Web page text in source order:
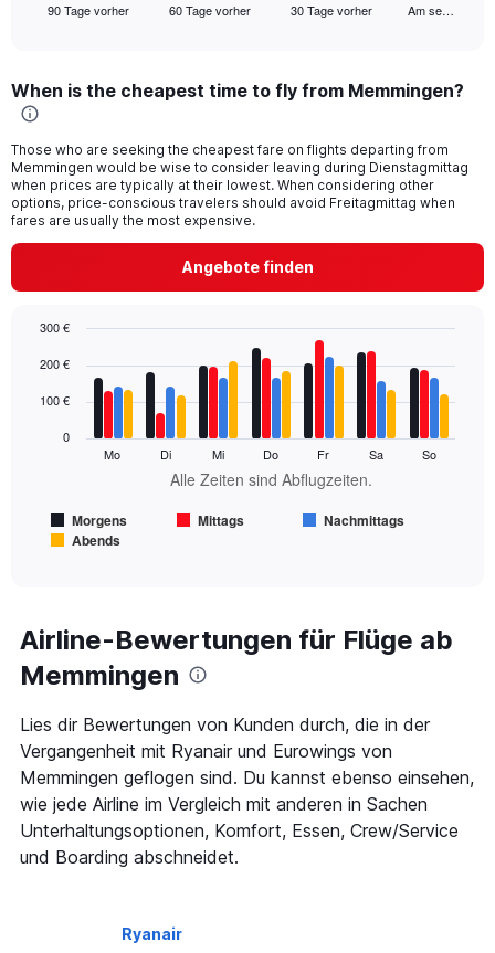
Range:
91
The
chart
has
1
Y
Range:
to
90 Tage vorher 60 Tage vorher 30 Tage vorher Am se…
End
When is the cheapest time to fly from Memmingen?
Those who are seeking the cheapest fare on flights departing from
Memmingen would be wise to consider leaving during Dienstagmittag
when prices are typically at their lowest. When considering other
options, price-conscious travelers should avoid Freitagmittag when
fares are usually the most expensive.
Angebote finden
chart
series.
has
Alle
Zeiten
sind
Abflugzeiten..
Range:
7
categories.
The
chart
has
1
Y
graphic.
Alle Zeiten sind Abflugzeiten.
Morgens Mittags
Nachmittags
Abends
Mo Di Mi Do Fr Sa So
0
100 €
200 €
300 €
End
Airline-Bewertungen für Flüge ab
Memmingen
Lies dir Bewertungen von Kunden durch, die in der
Vergangenheit mit Ryanair und Eurowings von
Memmingen geflogen sind. Du kannst ebenso einsehen,
wie jede Airline im Vergleich mit anderen in Sachen
Unterhaltungsoptionen, Komfort, Essen, Crew/Service
und Boarding abschneidet.
Ryanair